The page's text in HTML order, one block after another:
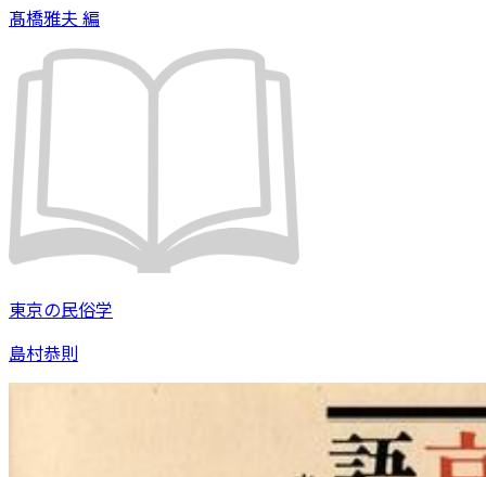
髙橋雅夫 編
東京の民俗学
島村恭則